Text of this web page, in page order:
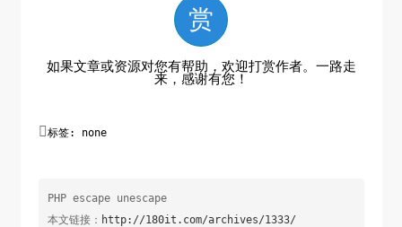
赏
如果文章或资源对您有帮助，欢迎打赏作者。一路走
来，感谢有您！
标签: none
PHP escape unescape
本文链接： http://180it.com/archives/1333/